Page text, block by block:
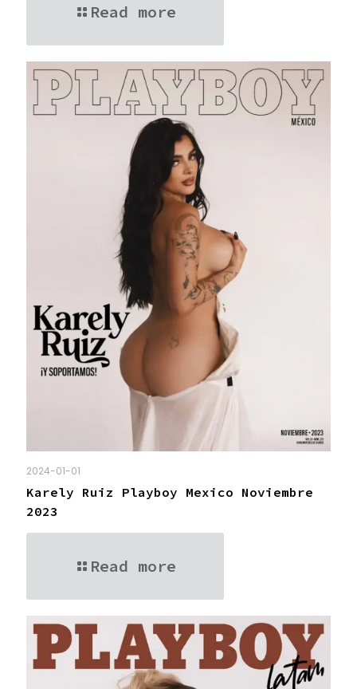
Read more
2024-01-01
Karely Ruiz Playboy Mexico Noviembre
2023
Read more